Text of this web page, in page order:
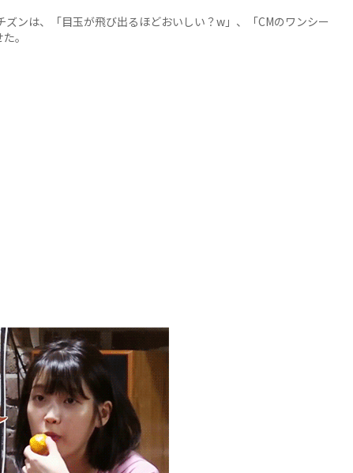
ンは、「目玉が飛び出るほどおいしい？w」、「CMのワンシー
。